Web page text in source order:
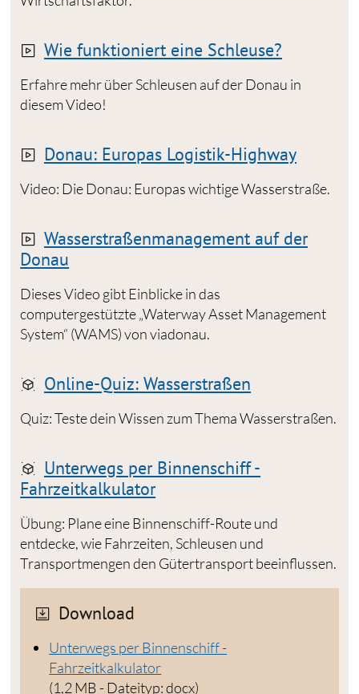
Wie funktioniert eine Schleuse?
Erfahre mehr über Schleusen auf der Donau in
diesem Video!
Donau: Europas Logistik-Highway
Video: Die Donau: Europas wichtige Wasserstraße.
Wasserstraßenmanagement auf der
Donau
Dieses Video gibt Einblicke in das
computergestützte „Waterway Asset Management
System“ (WAMS) von viadonau.
Online-Quiz: Wasserstraßen
Quiz: Teste dein Wissen zum Thema Wasserstraßen.
Unterwegs per Binnenschiff -
Fahrzeitkalkulator
Übung: Plane eine Binnenschiff-Route und
entdecke, wie Fahrzeiten, Schleusen und
Transportmengen den Gütertransport beeinflussen.
Download
Unterwegs per Binnenschiff -
Fahrzeitkalkulator
(1,2 MB - Dateityp: docx)